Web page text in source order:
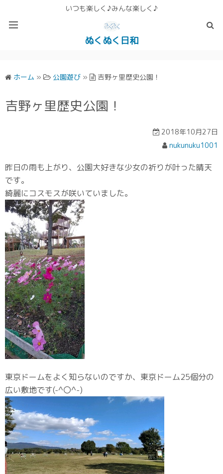
いつも楽しく♪みんな楽しく♪
ぬくぬく日和
ホーム » 公園遊び » 吉野ヶ里歴史公園！
吉野ヶ里歴史公園！
2018年10月27日
nukunuku1001
昨日の雨も上がり、公園大好きな少女の祈りが叶った晴天
です。
綺麗にコスモスが咲いていました。
東京ドームをよく知らないのですか、東京ドーム25個分の
広い敷地です(-^〇^-)